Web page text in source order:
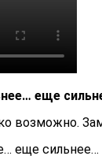
еще
возможно.
еще сильнее…